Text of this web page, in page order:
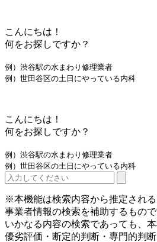
こんにちは！
何をお探しですか？
例）渋谷駅の水まわり修理業者
例）世田谷区の土日にやっている内科
こんにちは！
何をお探しですか？
例）渋谷駅の水まわり修理業者
例）世田谷区の土日にやっている内科
※本機能は検索内容から推定される
事業者情報の検索を補助するもので
いかなる内容の検索であっても、
優劣評価・断定的判断・専門的判断